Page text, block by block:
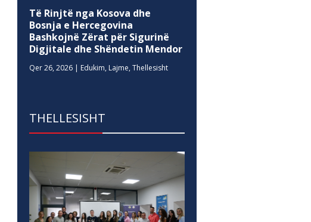
Të Rinjtë nga Kosova dhe
Bosnja e Hercegovina
Bashkojnë Zërat për Sigurinë
Digjitale dhe Shëndetin Mendor
Qer 26, 2026 | Edukim, Lajme,Thellesisht
THELLESISHT